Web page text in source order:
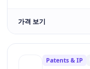
가격 보기
Patents & IP